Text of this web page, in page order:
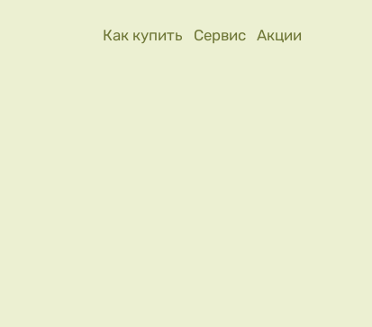
Как купить
Сервис Акции